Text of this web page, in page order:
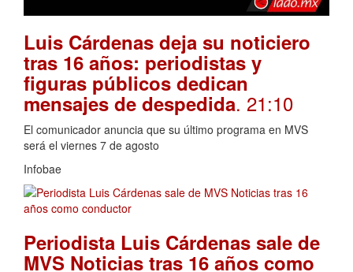
Luis Cárdenas deja su noticiero
tras 16 años: periodistas y
figuras públicos dedican
mensajes de despedida. 21:10
El comunicador anuncia que su último programa en MVS
será el viernes 7 de agosto
Infobae
Periodista Luis Cárdenas sale de
MVS Noticias tras 16 años como